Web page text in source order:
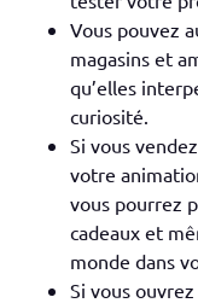
Vous pouvez
magasins et
qu’elles
curiosité.
Si vous
votre
vous pourrez
cadeaux et
monde dans
Si vous